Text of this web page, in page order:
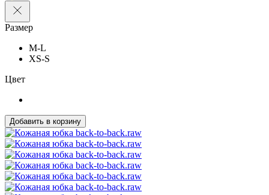
Размер
M-L
XS-S
Цвет
Добавить в корзину